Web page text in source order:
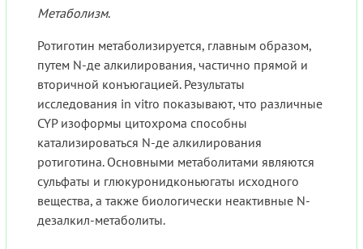
Метаболизм.
Ротиготин метаболизируется, главным образом,
путем N-де алкилирования, частично прямой и
вторичной конъюгацией. Результаты
исследования in vitro показывают, что различные
CYP изоформы цитохрома способны
катализироваться N-де алкилирования
ротиготина. Основными метаболитами являются
сульфаты и глюкуронидконьюгаты исходного
вещества, а также биологически неактивные N-
дезалкил-метаболиты.